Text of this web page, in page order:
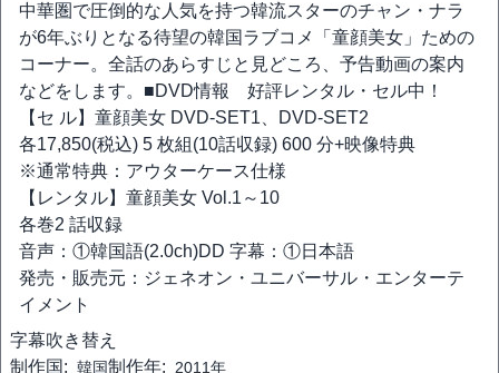
中華圏で圧倒的な人気を持つ韓流スターのチャン・ナラ
が6年ぶりとなる待望の韓国ラブコメ「童顔美女」ための
コーナー。全話のあらすじと見どころ、予告動画の案内
などをします。■DVD情報 好評レンタル・セル中！
【セ ル】童顔美女 DVD-SET1、DVD-SET2
各17,850(税込) 5 枚組(10話収録) 600 分+映像特典
※通常特典：アウターケース仕様
【レンタル】童顔美女 Vol.1～10
各巻2 話収録
音声：①韓国語(2.0ch)DD 字幕：①日本語
発売・販売元：ジェネオン・ユニバーサル・エンターテ
イメント
字幕吹き替え
制作国: 韓国制作年: 2011年